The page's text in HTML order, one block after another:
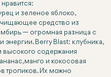
и зеленое яблоко,
средство из
— огромная разница с
Berry Blast: клубника,
высокого содержания
манго и кокосовая
тропиков. Их можно